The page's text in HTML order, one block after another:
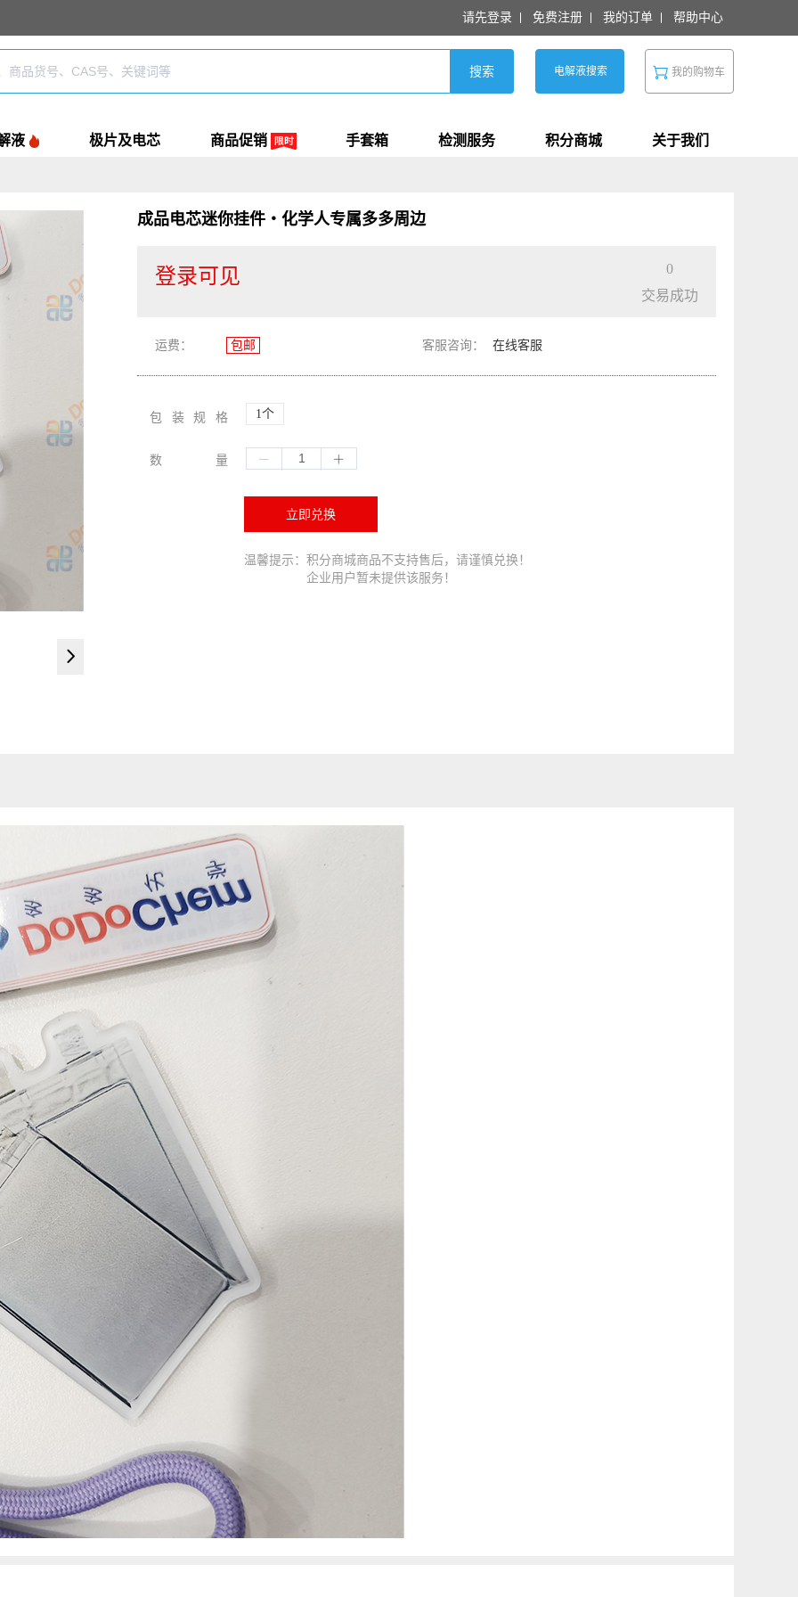
请先登录 免费注册 我的订单 帮助中心
搜索 电解液搜索 我的购物车
液 极片及电芯 商品促销 手套箱 检测服务 积分商城 关于我们
成品电芯迷你挂件・化学人专属多多周边
成品电芯迷你挂件・化学人专属多多周边
登录可见
0
交易成功
运费： 包邮 客服咨询： 在线客服
包装规格 1个
数量
立即兑换
温馨提示：积分商城商品不支持售后，请谨慎兑换！
企业用户暂未提供该服务！